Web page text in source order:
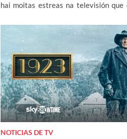
hai moitas estreas na televisión que
protagonizada, entre outros, por
Iglesias; Sonic 3: La película, para
gran gañadora da última gala dos
podes perderte baixo ningún
index, en Star Channel, e Erica en
NOTICIAS DE TV